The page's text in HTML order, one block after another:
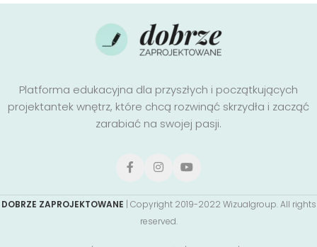
Platforma edukacyjna dla przyszłych i początkujących
projektantek wnętrz, które chcą rozwinąć skrzydła i zacząć
zarabiać na swojej pasji.
DOBRZE ZAPROJEKTOWANE | Copyright 2019-2022 Wizualgroup. All rights
reserved.